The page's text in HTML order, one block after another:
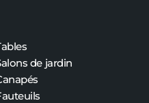
de jardin